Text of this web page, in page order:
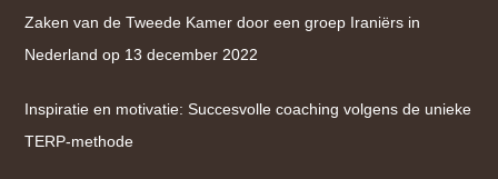
Zaken van de Tweede Kamer door een groep Iraniërs in
Nederland op 13 december 2022
Inspiratie en motivatie: Succesvolle coaching volgens de unieke
TERP-methode